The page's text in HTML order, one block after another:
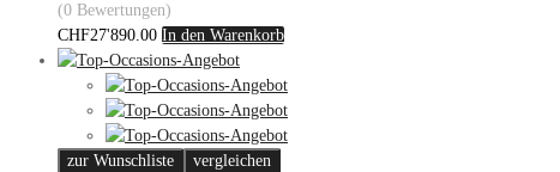
(0 Bewertungen)
CHF27'890.00 In den Warenkorb
zur Wunschliste
vergleichen